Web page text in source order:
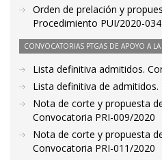
Orden de prelación y
Procedimiento PUI/2020-034
CONVOCATORIAS PTGAS DE APOYO A
Lista definitiva admitidos.
Lista definitiva de
Nota de corte y propuesta
Convocatoria PRI-009/2020
Nota de corte y propuesta
Convocatoria PRI-011/2020